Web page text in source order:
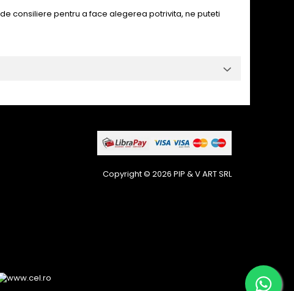
consiliere pentru a face alegerea potrivita, ne puteti
Copyright © 2026 PIP & V ART SRL